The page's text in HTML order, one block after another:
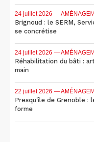
24 juillet 2026 —
Brignoud : le SERM,
se concrétise
24 juillet 2026 —
Réhabilitation du bâti :
main
22 juillet 2026 —
Presqu'île de Grenoble :
forme